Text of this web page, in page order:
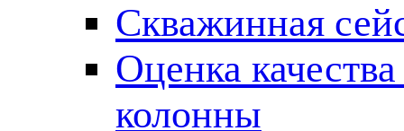
Скважинная
Оценка
колонны